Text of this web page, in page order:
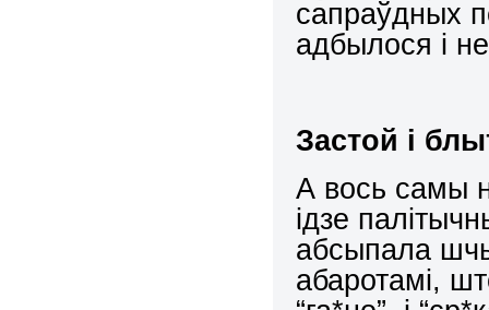
сапраўдных
адбылося і
Застой і
А вось самы
ідзе
абсыпала
абаротамі,